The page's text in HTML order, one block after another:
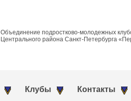
Объединение подростково-молодежных
Центрального района Санкт-Петербурга
Клубы Контакты